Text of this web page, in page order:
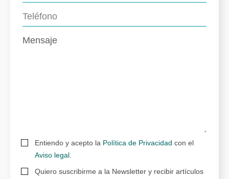
Entiendo y acepto la Política de Privacidad con el
Aviso legal
Quiero suscribirme a la Newsletter y recibir artículos